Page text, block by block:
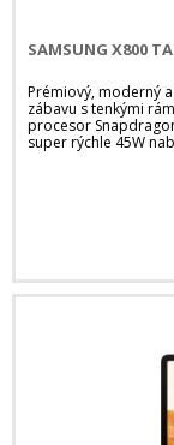
SAMSUNG X800
Prémiový, moderný
zábavu s tenkými
procesor
super rýchle 45W